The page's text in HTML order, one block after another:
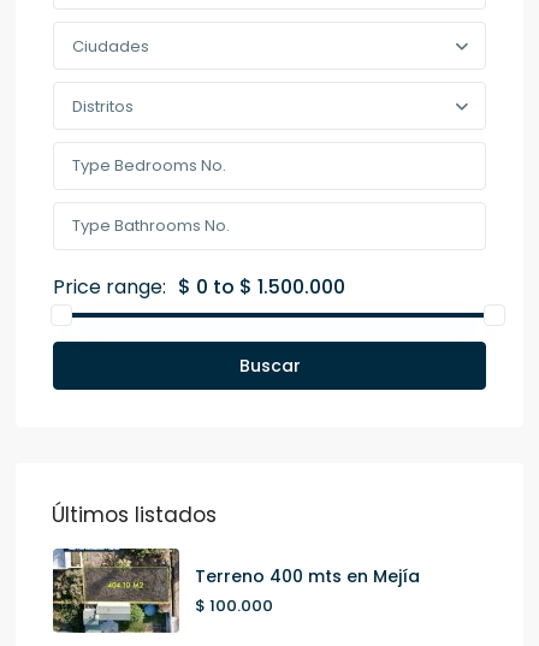
Ciudades
Distritos
Price range: $ 0 to $ 1.500.000
Buscar
Últimos listados
Terreno 400 mts en Mejía
$ 100.000